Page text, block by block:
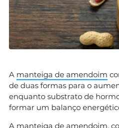
A manteiga de amendoim
de duas formas para o
enquanto substrato de
formar um balanço
A manteiga de amendoim,